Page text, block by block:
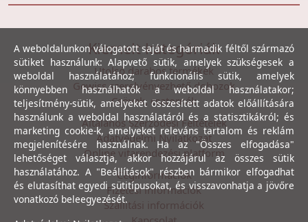
Kiemelt kategóriák
Utolsó darabos termékek
Gewiss szerelvényezhető dobozok
Csövek, csatornák
Általános Szerződési Feltételek
Adatvédelmi Nyilatkozat
Online vitarendezési platform
Céginformációk
Fizetési információk
Szállítási információk
A weboldalunkon válogatott saját és harmadik féltől származó
sütiket használunk: Alapvető sütik, amelyek szükségesek a
weboldal használatához; funkcionális sütik, amelyek
könnyebben használhatók a weboldal használatakor;
teljesítmény-sütik, amelyeket összesített adatok előállítására
használunk a weboldal használatáról és a statisztikákról; és
marketing cookie-k, amelyeket releváns tartalom és reklám
megjelenítésére használnak. Ha az "Összes elfogadása"
lehetőséget választja, akkor hozzájárul az összes sütik
használatához. A "Beállítások" részben bármikor elfogadhat
és elutasíthat egyedi sütitípusokat, és visszavonhatja a jövőre
vonatkozó beleegyezését.